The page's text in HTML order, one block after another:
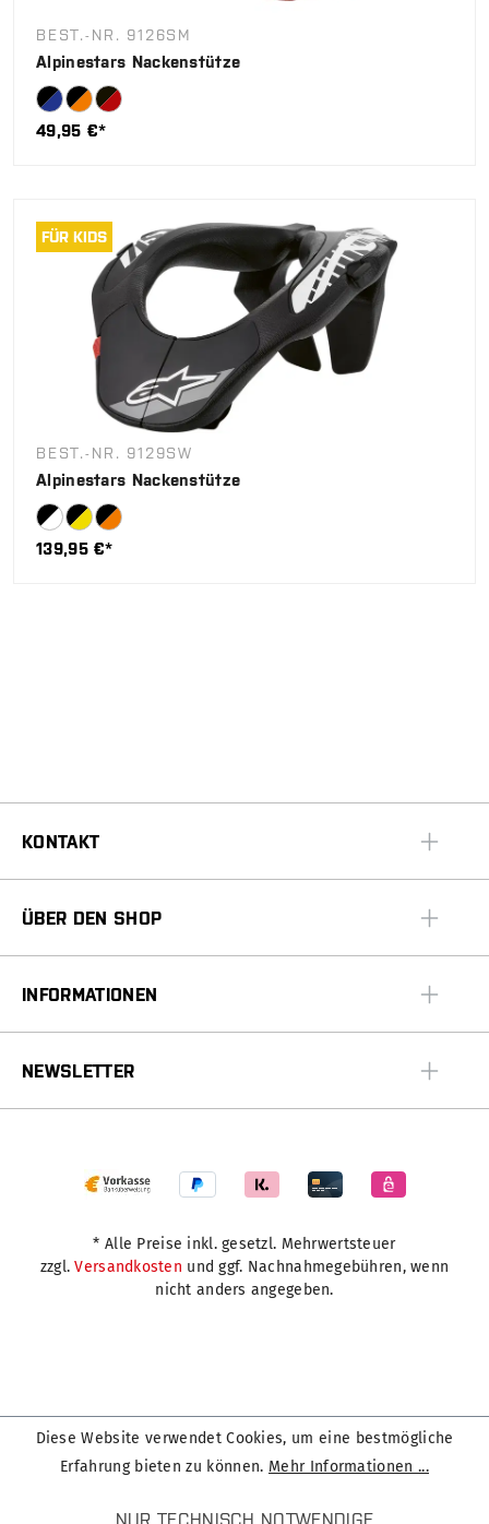
BEST.-NR. 9126SM
Alpinestars Nackenstütze
49,95 €*
FÜR KIDS
BEST.-NR. 9129SW
Alpinestars Nackenstütze
139,95 €*
KONTAKT
ÜBER DEN SHOP
INFORMATIONEN
NEWSLETTER
* Alle Preise inkl. gesetzl. Mehrwertsteuer
zzgl.Versandkosten und ggf. Nachnahmegebühren, wenn
nicht anders angegeben.
Diese Website verwendet Cookies, um eine bestmögliche
Erfahrung bieten zu können. Mehr Informationen ...
NUR TECHNISCH NOTWENDIGE